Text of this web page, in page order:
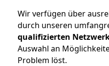
Wir verfügen über
durch unseren
qualifizierten
Auswahl an
Problem löst.